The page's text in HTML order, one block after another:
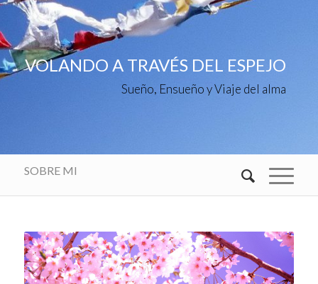
VOLANDO A TRAVÉS DEL ESPEJO
Sueño, Ensueño y Viaje del alma
SOBRE MI